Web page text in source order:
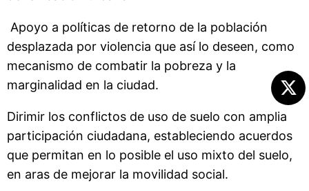
Apoyo a políticas de retorno de la población
desplazada por violencia que así lo deseen, como
mecanismo de combatir la pobreza y la
marginalidad en la ciudad.
Dirimir los conflictos de uso de suelo con amplia
participación ciudadana, estableciendo acuerdos
que permitan en lo posible el uso mixto del suelo,
en aras de mejorar la movilidad social.